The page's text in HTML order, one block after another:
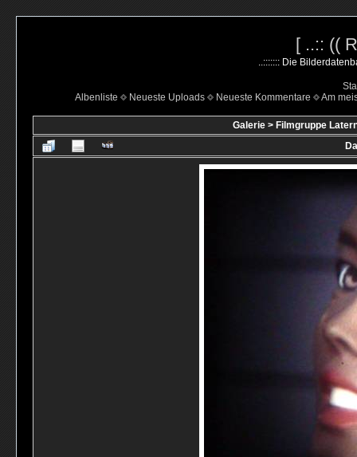
[ ..:: ((
..::::::: Die
Albenliste
Neueste Uploads Neueste Kommentare Am
Galerie > Filmgruppe